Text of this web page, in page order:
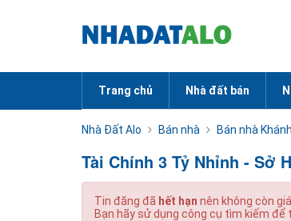
Trang chủ Nhà đất bán
Nhà Đất Alo Bán nhà Bán nhà
Tài Chính 3 Tỷ Nhỉnh - Sở
Tin đăng đã hết hạn nên không còn
Bạn hãy sử dụng công cụ tìm kiếm